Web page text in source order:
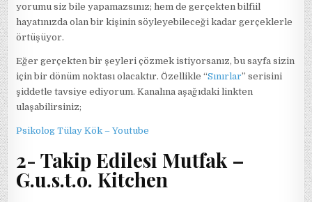
yorumu siz bile yapamazsınız; hem de gerçekten bilfiil
hayatınızda olan bir kişinin söyleyebileceği kadar gerçeklerle
örtüşüyor.
Eğer gerçekten bir şeyleri çözmek istiyorsanız, bu sayfa sizin
için bir dönüm noktası olacaktır. Özellikle “Sınırlar” serisini
şiddetle tavsiye ediyorum. Kanalına aşağıdaki linkten
ulaşabilirsiniz;
Psikolog Tülay Kök – Youtube
2- Takip Edilesi Mutfak –
G.u.s.t.o. Kitchen